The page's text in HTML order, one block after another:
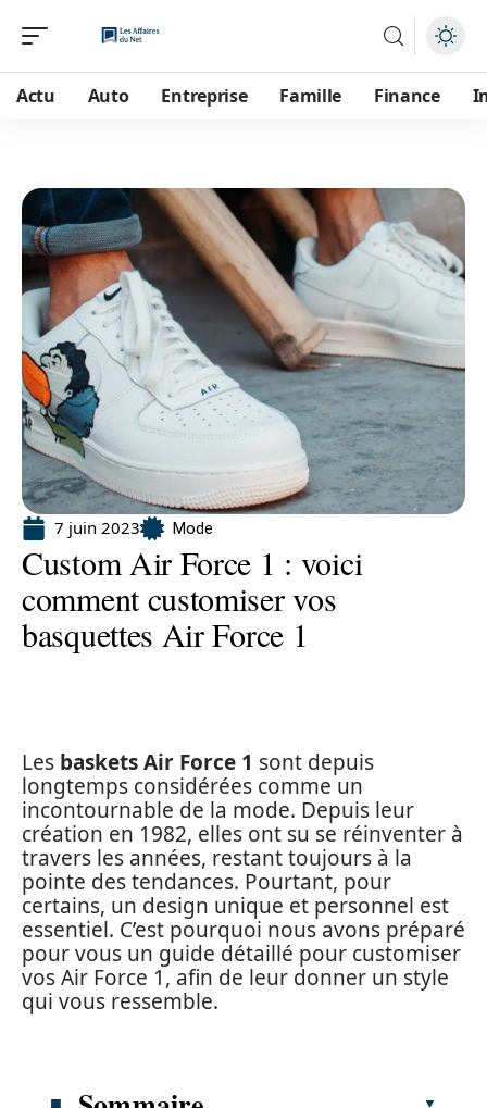
Actu Auto Entreprise Famille Finance
7 juin 2023 Mode
Custom Air Force 1 : voici
comment customiser vos
basquettes Air Force 1
Les baskets Air Force 1 sont depuis
longtemps considérées comme un
incontournable de la mode. Depuis leur
création en 1982, elles ont su se réinventer à
travers les années, restant toujours à la
pointe des tendances. Pourtant, pour
certains, un design unique et personnel est
essentiel. C’est pourquoi nous avons préparé
pour vous un guide détaillé pour customiser
vos Air Force 1, afin de leur donner un style
qui vous ressemble.